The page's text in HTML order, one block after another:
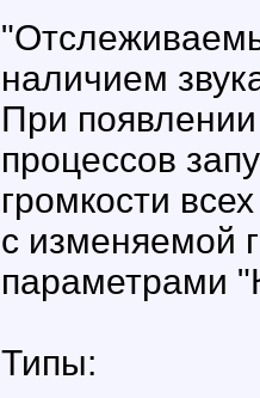
наличием
При появлении
процессов
громкости
с изменяемой
параметрами
Типы: